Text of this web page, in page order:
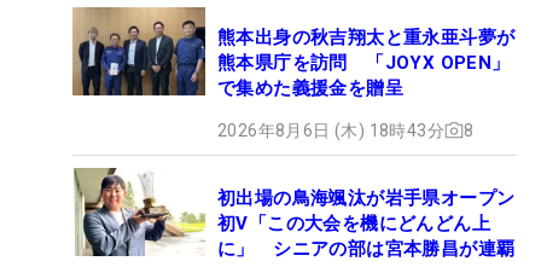
熊本出身の秋吉翔太と重永亜斗夢が
熊本県庁を訪問 「JOYX OPEN」
で集めた義援金を贈呈
2026年8月6日 (木) 18時43分 8
初出場の鳥海颯汰が岩手県オープン
初V「この大会を機にどんどん上
に」 シニアの部は宮本勝昌が連覇